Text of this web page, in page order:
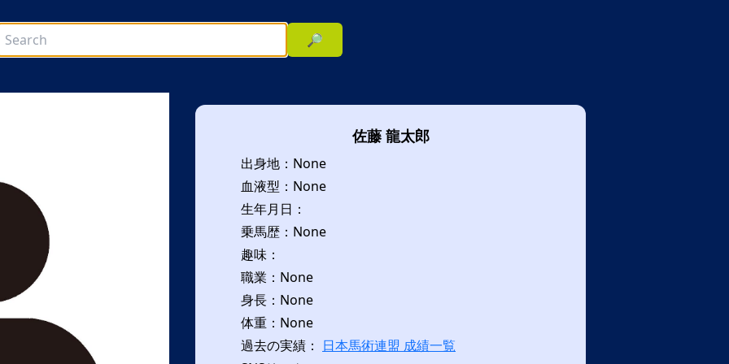
🔎
佐藤 龍太郎
出身地：None
血液型：None
生年月日：
乗馬歴：None
趣味：
職業：None
身長：None
体重：None
過去の実績： 日本馬術連盟 成績一覧